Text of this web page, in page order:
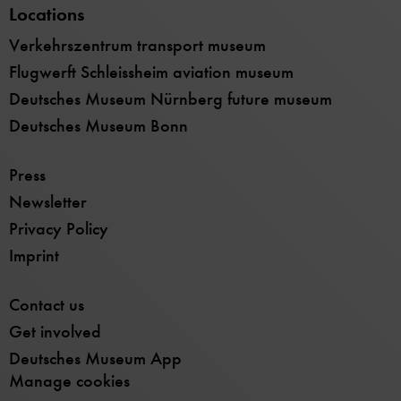
Locations
Verkehrszentrum transport museum
Flugwerft Schleissheim aviation museum
Deutsches Museum Nürnberg future museum
Deutsches Museum Bonn
Press
Newsletter
Privacy Policy
Imprint
Contact us
Get involved
Deutsches Museum App
Manage cookies